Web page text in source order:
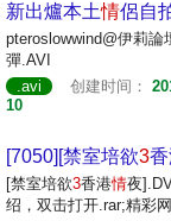
新出爐本土情侶自
pteroslowwind@伊莉
彈.AVI
.avi
创建时间：
10
[7050][禁室培欲3
[禁室培欲3香港情夜
绍，双击打开.rar;精彩